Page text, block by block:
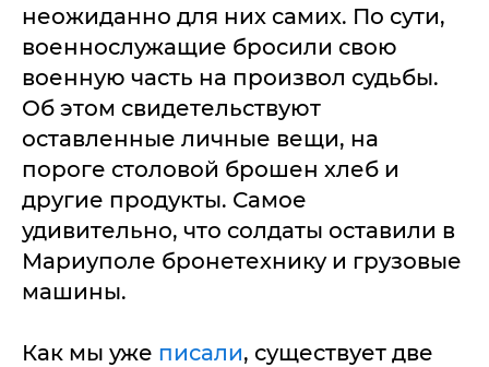
неожиданно для них самих. По сути,
военнослужащие бросили свою
военную часть на произвол судьбы.
Об этом свидетельствуют
оставленные личные вещи, на
пороге столовой брошен хлеб и
другие продукты. Самое
удивительно, что солдаты оставили в
Мариуполе бронетехнику и грузовые
машины.
Как мы уже писали, существует две